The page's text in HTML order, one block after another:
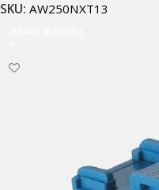
SKU: AW250NXT13